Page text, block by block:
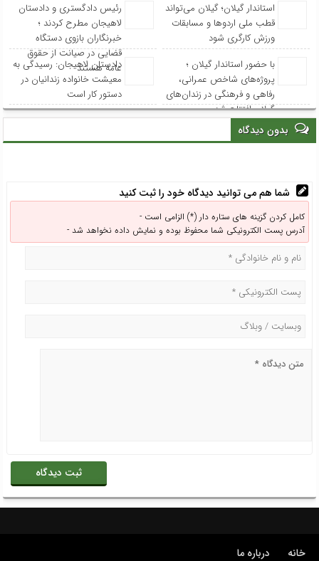
استاندار گیلان؛ گیلان می‌تواند
قطب ملی اردوها و مسابقات
ورزش کارگری شود
رئیس دادگستری و دادستان
لاهیجان مطرح کردند ؛
خبرنگاران بازوی دستگاه
قضایی در صیانت از حقوق
عامه هستند
با حضور استاندار گیلان ؛
پروژه‌های شاخص عمرانی،
رفاهی و فرهنگی در زندان‌های
گیلان افتتاح شد
دادستان لاهیجان: رسیدگی به
معیشت خانواده زندانیان در
دستور کار است
بدون دیدگاه
شما هم می توانید دیدگاه خود را ثبت کنید
کامل کردن گزینه های ستاره دار (*) الزامی است -
آدرس پست الکترونیکی شما محفوظ بوده و نمایش داده نخواهد شد -
خانه درباره ما